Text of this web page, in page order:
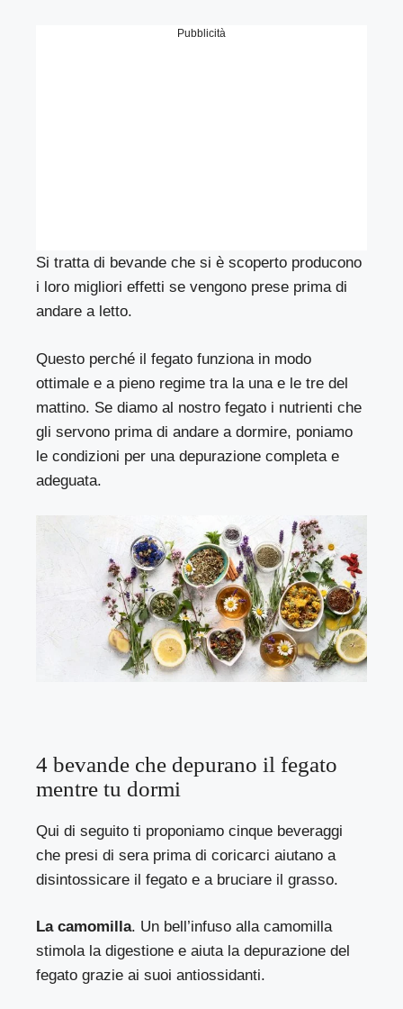
Pubblicità
Si tratta di bevande che si è scoperto producono
i loro migliori effetti se vengono prese prima di
andare a letto.
Questo perché il fegato funziona in modo
ottimale e a pieno regime tra la una e le tre del
mattino. Se diamo al nostro fegato i nutrienti che
gli servono prima di andare a dormire, poniamo
le condizioni per una depurazione completa e
adeguata.
4 bevande che depurano il fegato
mentre tu dormi
Qui di seguito ti proponiamo cinque beveraggi
che presi di sera prima di coricarci aiutano a
disintossicare il fegato e a bruciare il grasso.
La camomilla. Un bell’infuso alla camomilla
stimola la digestione e aiuta la depurazione del
fegato grazie ai suoi antiossidanti.